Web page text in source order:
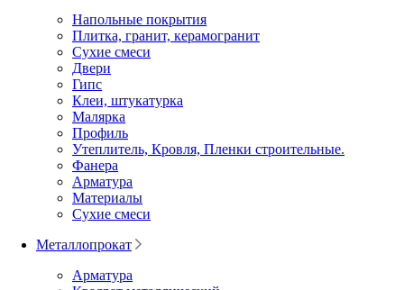
Напольные покрытия
Плитка, гранит, керамогранит
Сухие смеси
Двери
Гипс
Клеи, штукатурка
Малярка
Профиль
Утеплитель, Кровля, Пленки строительные.
Фанера
Арматура
Материалы
Сухие смеси
Металлопрокат
Арматура